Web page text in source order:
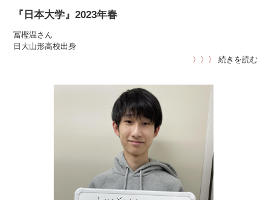
『日本大学』2023年春
冨樫温さん
日大山形高校出身
〉〉〉
続きを読む